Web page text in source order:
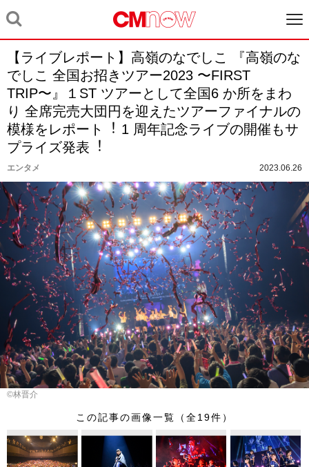
【ライブレポート】⾼嶺のなでしこ 『⾼嶺のな
でしこ 全国お招きツアー2023 〜FIRST
TRIP〜』１ST ツアーとして全国6 か所をまわ
り 全席完売⼤団円を迎えたツアーファイナルの
模様をレポート︕ 1 周年記念ライブの開催もサ
プライズ発表︕
エンタメ 2023.06.26
©林晋介
この記事の画像一覧（全19件）